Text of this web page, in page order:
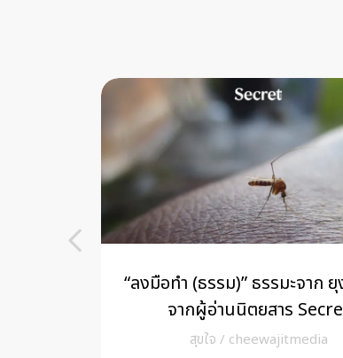
“ลงมือทำ (ธรรม)” ธรรมะจาก ยุ
จากผู้อ่านนิตยสาร
สุขใจ / cheewajitmedia